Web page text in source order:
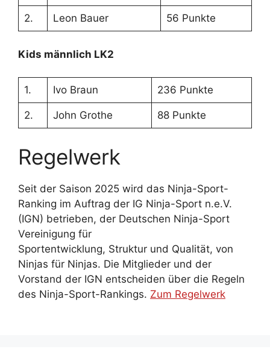
2. Leon Bauer 56 Punkte
Kids männlich LK2
1. Ivo Braun 236 Punkte
2. John Grothe 88 Punkte
Regelwerk
Seit der Saison 2025 wird das Ninja-Sport-
Ranking im Auftrag der IG Ninja-Sport n.e.V.
(IGN) betrieben, der Deutschen Ninja-Sport
Vereinigung für
Sportentwicklung, Struktur und Qualität, von
Ninjas für Ninjas. Die Mitglieder und der
Vorstand der IGN entscheiden über die Regeln
des Ninja-Sport-Rankings. Zum Regelwerk